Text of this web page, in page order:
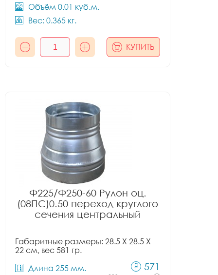
Объём 0.01 куб.м.
Вес: 0.365 кг.
КУПИТЬ
Ф225/Ф250-60 Рулон оц.
(08ПС)0.50 переход круглого
сечения центральный
Габаритные размеры: 28.5 X 28.5 X
22 см, вес 581 гр.
Длина 255 мм.
571